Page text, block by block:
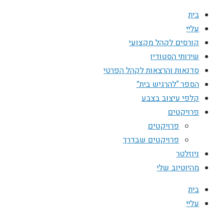
בית
עליי
קורסים לקהל מקצועי
שירותי הסטודיו
סדנאות והרצאות לקהל הפרטי
הספר “להרגיש בית”
קלפי עיצוב בצבע
פרויקטים
פרויקטים
פרויקטים שבדרך
ניוזלטר
מהיוטיוב שלי
בית
עליי